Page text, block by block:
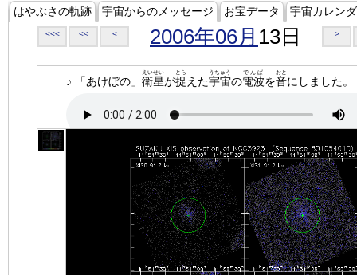
はやぶさの軌跡 宇宙からのメッセージ お宝データ 宇宙カレン
<<< << < 2006年06月 13日 >
♪ 「あけぼの」 衛星
えいせい
が捉
とら
えた宇宙
うちゅう
の電波
でんぱ
を音
おと
にしました。